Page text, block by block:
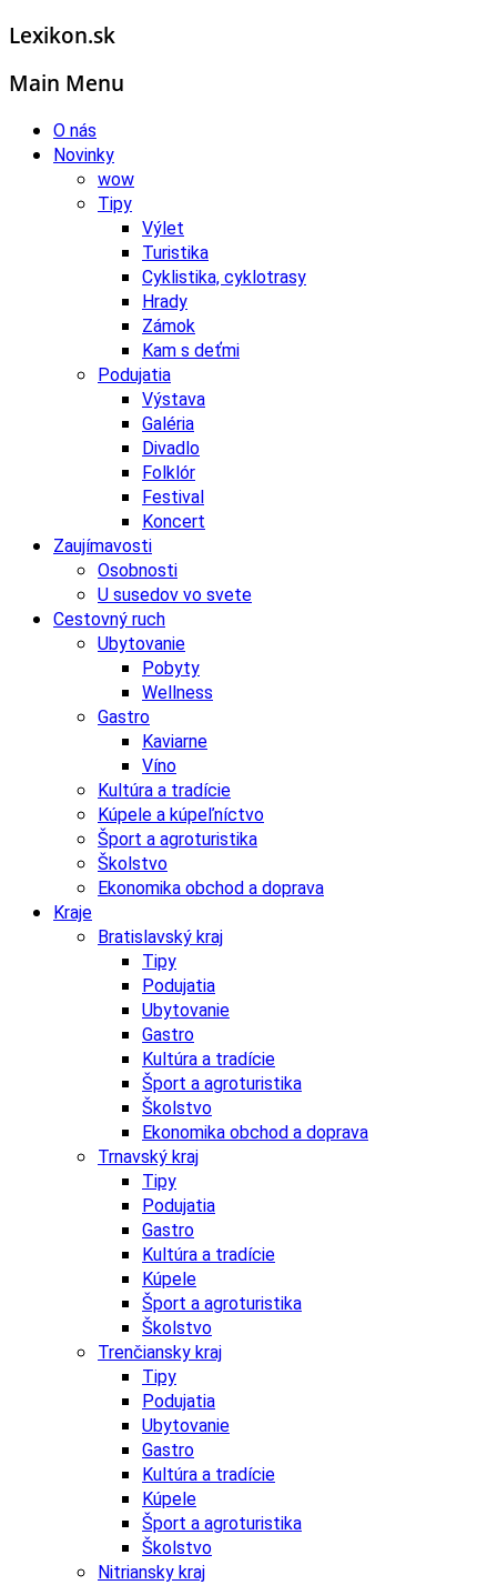
Lexikon.sk
Main Menu
O nás
Novinky
wow
Tipy
Výlet
Turistika
Cyklistika, cyklotrasy
Hrady
Zámok
Kam s deťmi
Podujatia
Výstava
Galéria
Divadlo
Folklór
Festival
Koncert
Zaujímavosti
Osobnosti
U susedov vo svete
Cestovný ruch
Ubytovanie
Pobyty
Wellness
Gastro
Kaviarne
Víno
Kultúra a tradície
Kúpele a kúpeľníctvo
Šport a agroturistika
Školstvo
Ekonomika obchod a doprava
Kraje
Bratislavský kraj
Tipy
Podujatia
Ubytovanie
Gastro
Kultúra a tradície
Šport a agroturistika
Školstvo
Ekonomika obchod a doprava
Trnavský kraj
Tipy
Podujatia
Gastro
Kultúra a tradície
Kúpele
Šport a agroturistika
Školstvo
Trenčiansky kraj
Tipy
Podujatia
Ubytovanie
Gastro
Kultúra a tradície
Kúpele
Šport a agroturistika
Školstvo
Nitriansky kraj